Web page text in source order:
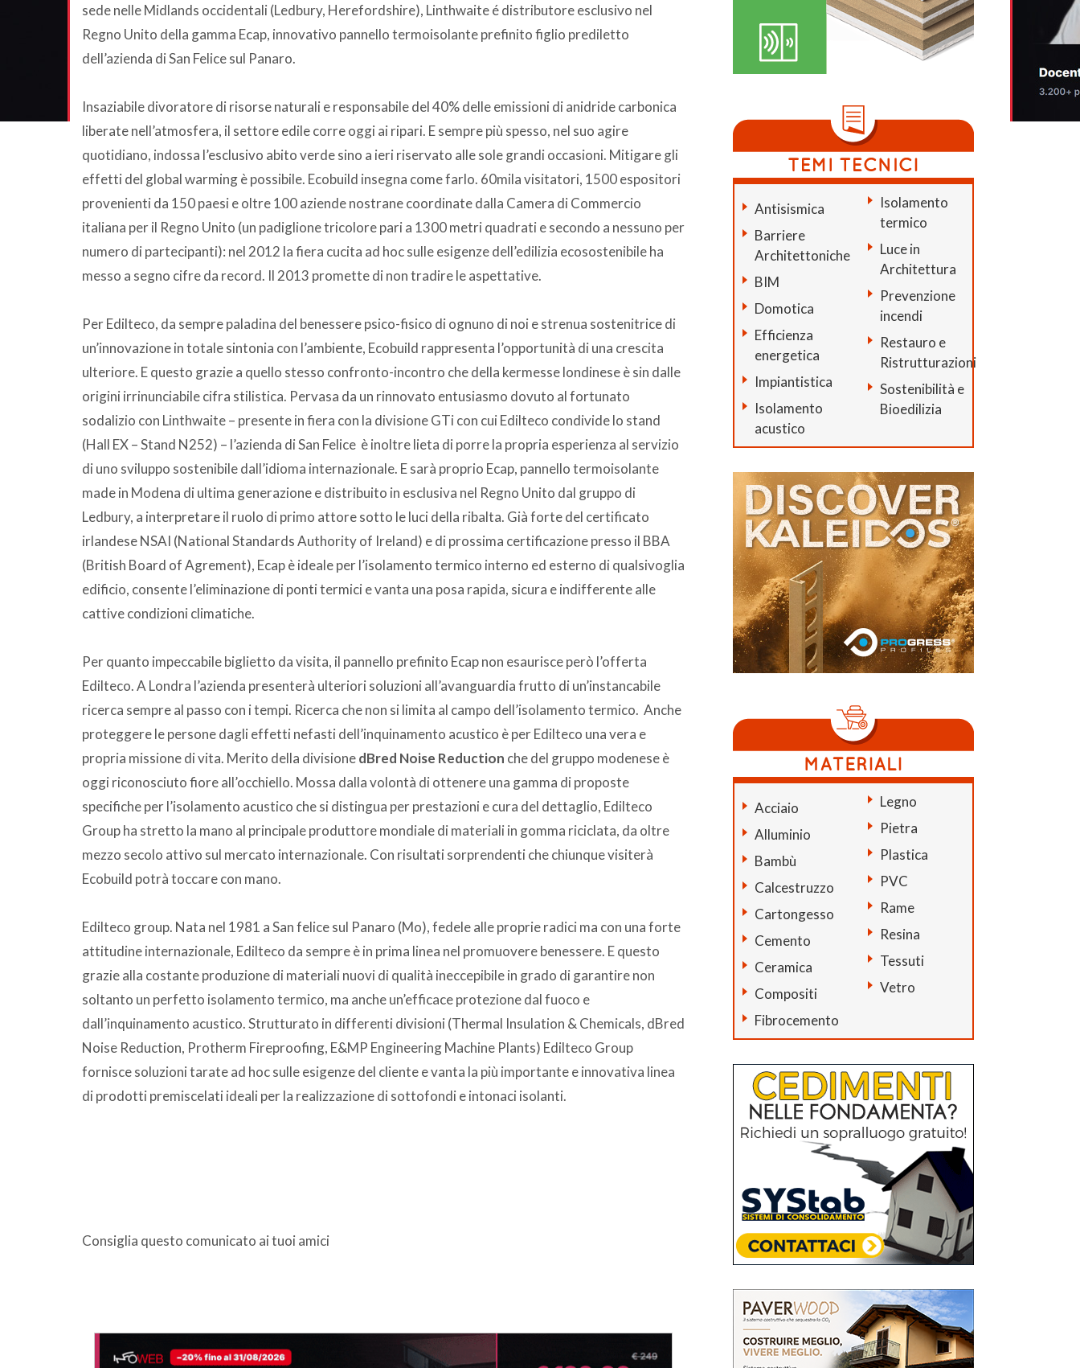
sede nelle Midlands occidentali (Ledbury, Herefordshire), Linthwaite é distributore esclusivo nel
Regno Unito della gamma Ecap, innovativo pannello termoisolante prefinito figlio prediletto
dell’azienda di San Felice sul Panaro.
Insaziabile divoratore di risorse naturali e responsabile del 40% delle emissioni di anidride carbonica
liberate nell’atmosfera, il settore edile corre oggi ai ripari. E sempre più spesso, nel suo agire
quotidiano, indossa l’esclusivo abito verde sino a ieri riservato alle sole grandi occasioni. Mitigare gli
effetti del global warming è possibile. Ecobuild insegna come farlo. 60mila visitatori, 1500 espositori
provenienti da 150 paesi e oltre 100 aziende nostrane coordinate dalla Camera di Commercio
italiana per il Regno Unito (un padiglione tricolore pari a 1300 metri quadrati e secondo a nessuno per
numero di partecipanti): nel 2012 la fiera cucita ad hoc sulle esigenze dell’edilizia ecosostenibile ha
messo a segno cifre da record. Il 2013 promette di non tradire le aspettative.
Per Edilteco, da sempre paladina del benessere psico-fisico di ognuno di noi e strenua sostenitrice di
un’innovazione in totale sintonia con l’ambiente, Ecobuild rappresenta l’opportunità di una crescita
ulteriore. E questo grazie a quello stesso confronto-incontro che della kermesse londinese è sin dalle
origini irrinunciabile cifra stilistica. Pervasa da un rinnovato entusiasmo dovuto al fortunato
sodalizio con Linthwaite – presente in fiera con la divisione GTi con cui Edilteco condivide lo stand
(Hall EX – Stand N252) – l’azienda di San Felice è inoltre lieta di porre la propria esperienza al servizio
di uno sviluppo sostenibile dall’idioma internazionale. E sarà proprio Ecap, pannello termoisolante
made in Modena di ultima generazione e distribuito in esclusiva nel Regno Unito dal gruppo di
Ledbury, a interpretare il ruolo di primo attore sotto le luci della ribalta. Già forte del certificato
irlandese NSAI (National Standards Authority of Ireland) e di prossima certificazione presso il BBA
(British Board of Agrement), Ecap è ideale per l’isolamento termico interno ed esterno di qualsivoglia
edificio, consente l’eliminazione di ponti termici e vanta una posa rapida, sicura e indifferente alle
cattive condizioni climatiche.
Per quanto impeccabile biglietto da visita, il pannello prefinito Ecap non esaurisce però l’offerta
Edilteco. A Londra l’azienda presenterà ulteriori soluzioni all’avanguardia frutto di un’instancabile
ricerca sempre al passo con i tempi. Ricerca che non si limita al campo dell’isolamento termico. Anche
proteggere le persone dagli effetti nefasti dell’inquinamento acustico è per Edilteco una vera e
propria missione di vita. Merito della divisionedBred Noise Reduction che del gruppo modenese è
oggi riconosciuto fiore all’occhiello. Mossa dalla volontà di ottenere una gamma di proposte
specifiche per l’isolamento acustico che si distingua per prestazioni e cura del dettaglio, Edilteco
Group ha stretto la mano al principale produttore mondiale di materiali in gomma riciclata, da oltre
mezzo secolo attivo sul mercato internazionale. Con risultati sorprendenti che chiunque visiterà
Ecobuild potrà toccare con mano.
Edilteco group. Nata nel 1981 a San felice sul Panaro (Mo), fedele alle proprie radici ma con una forte
attitudine internazionale, Edilteco da sempre è in prima linea nel promuovere benessere. E questo
grazie alla costante produzione di materiali nuovi di qualità ineccepibile in grado di garantire non
soltanto un perfetto isolamento termico, ma anche un’efficace protezione dal fuoco e
dall’inquinamento acustico. Strutturato in differenti divisioni (Thermal Insulation & Chemicals, dBred
Noise Reduction, Protherm Fireproofing, E&MP Engineering Machine Plants) Edilteco Group
fornisce soluzioni tarate ad hoc sulle esigenze del cliente e vanta la più importante e innovativa linea
di prodotti premiscelati ideali per la realizzazione di sottofondi e intonaci isolanti.
Consiglia questo comunicato ai tuoi amici
Antisismica
Barriere
Architettoniche
BIM
Domotica
Efficienza
energetica
Impiantistica
Isolamento
acustico
Isolamento
termico
Luce in
Architettura
Prevenzione
incendi
Restauro e
Ristrutturazioni
Sostenibilità e
Bioedilizia
Acciaio
Alluminio
Bambù
Calcestruzzo
Cartongesso
Cemento
Ceramica
Compositi
Fibrocemento
Legno
Pietra
Plastica
PVC
Rame
Resina
Tessuti
Vetro